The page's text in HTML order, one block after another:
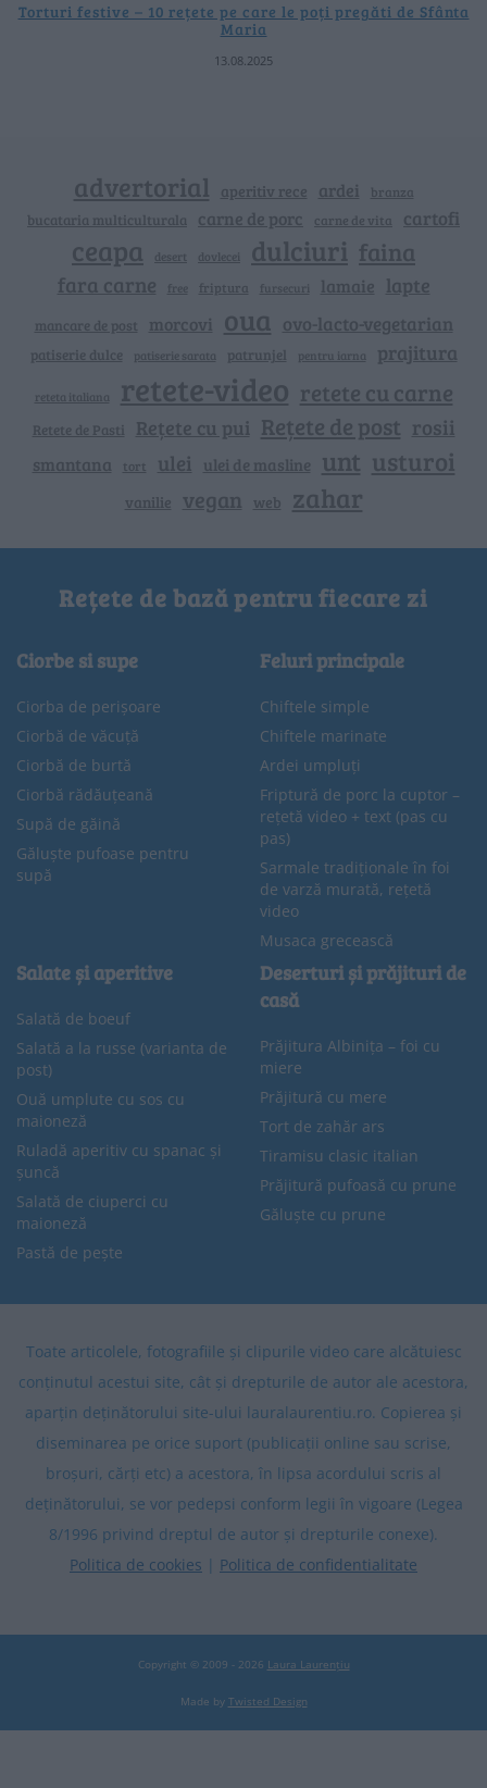
Torturi festive – 10 rețete pe care le poți pregăti de Sfânta
Maria
13.08.2025
advertorial aperitiv rece ardei branza
bucataria multiculturala carne de porc carne de vita cartofi
ceapa desert dovlecei dulciuri faina
fara carne free friptura fursecuri lamaie lapte
mancare de post morcovi oua ovo-lacto-vegetarian
patiserie dulce patiserie sarata patrunjel pentru iarna prajitura
reteta italiana retete-video retete cu carne
Retete de Pasti Rețete cu pui Rețete de post rosii
smantana tort ulei ulei de masline unt usturoi
vanilie vegan web zahar
Rețete de bază pentru fiecare zi
Ciorbe si supe
Ciorba de perișoare
Ciorbă de văcuță
Ciorbă de burtă
Ciorbă rădăuțeană
Supă de găină
Găluște pufoase pentru
supă
Feluri principale
Chiftele simple
Chiftele marinate
Ardei umpluți
Friptură de porc la cuptor –
rețetă video + text (pas cu
pas)
Sarmale tradiționale în foi
de varză murată, rețetă
video
Musaca grecească
Salate și aperitive
Salată de boeuf
Salată a la russe (varianta de
post)
Ouă umplute cu sos cu
maioneză
Ruladă aperitiv cu spanac și
șuncă
Salată de ciuperci cu
maioneză
Pastă de pește
Deserturi și prăjituri de
casă
Prăjitura Albinița – foi cu
miere
Prăjitură cu mere
Tort de zahăr ars
Tiramisu clasic italian
Prăjitură pufoasă cu prune
Găluște cu prune
Toate articolele, fotografiile și clipurile video care alcătuiesc
conținutul acestui site, cât și drepturile de autor ale acestora,
aparțin deținătorului site-ului lauralaurentiu.ro. Copierea și
diseminarea pe orice suport (publicații online sau scrise,
broșuri, cărți etc) a acestora, în lipsa acordului scris al
deținătorului, se vor pedepsi conform legii în vigoare (Legea
8/1996 privind dreptul de autor și drepturile conexe).
Politica de cookies | Politica de confidentialitate
Copyright © 2009 - 2026 Laura Laurențiu
Made by Twisted Design